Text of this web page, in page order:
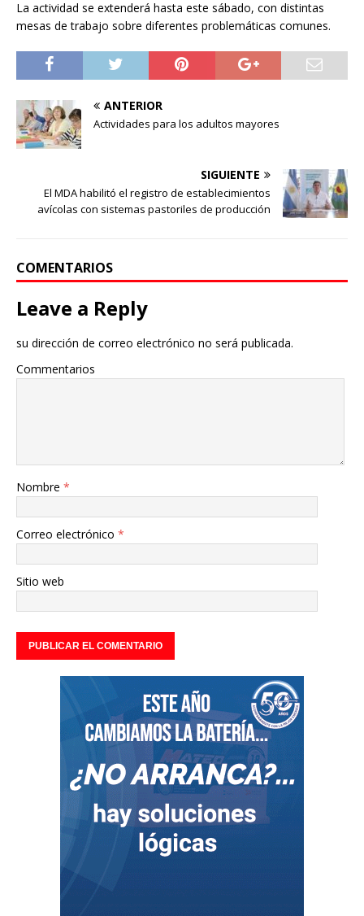
La actividad se extenderá hasta este sábado, con distintas
mesas de trabajo sobre diferentes problemáticas comunes.
ANTERIOR
Actividades para los adultos mayores
SIGUIENTE
El MDA habilitó el registro de establecimientos
avícolas con sistemas pastoriles de producción
COMENTARIOS
Leave a Reply
su dirección de correo electrónico no será publicada.
Commentarios
Nombre *
Correo electrónico *
Sitio web